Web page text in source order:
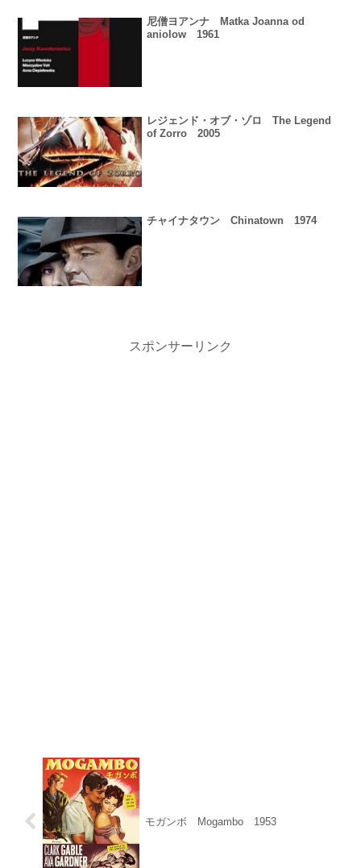
尼僧ヨアンナ Matka Joanna od
aniolow 1961
レジェンド・オブ・ゾロ The Legend
of Zorro 2005
チャイナタウン Chinatown 1974
スポンサーリンク
モガンボ Mogambo 1953